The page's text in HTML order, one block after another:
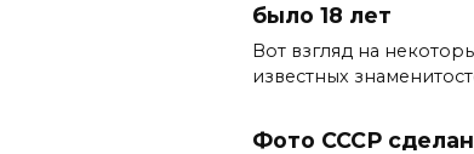
было 18 лет
Вот взгляд на
известных
Фото СССР